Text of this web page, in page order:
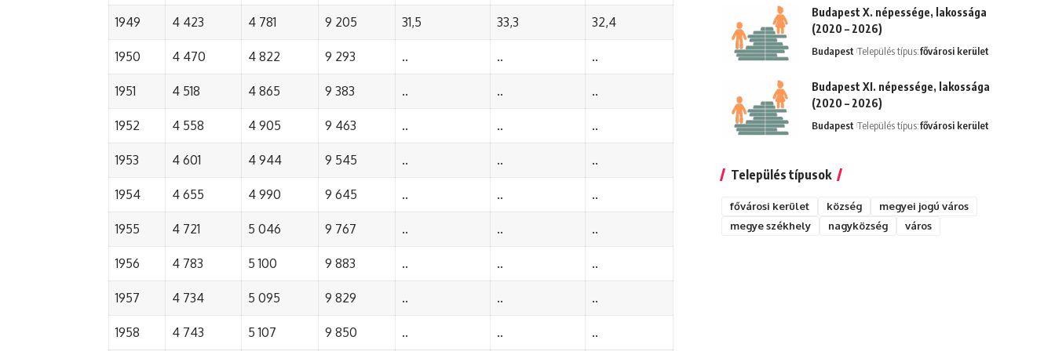
1949 4 423 4 781 9 205 31,5 33,3 32,4
1950 4 470 4 822 9 293 .. .. ..
1951 4 518 4 865 9 383 .. .. ..
1952 4 558 4 905 9 463 .. .. ..
1953 4 601 4 944 9 545 .. .. ..
1954 4 655 4 990 9 645 .. .. ..
1955 4 721 5 046 9 767 .. .. ..
1956 4 783 5 100 9 883 .. .. ..
1957 4 734 5 095 9 829 .. .. ..
1958 4 743 5 107 9 850 .. .. ..
Budapest X. népessége, lakossága
(2020 – 2026)
Budapest Település típus:fővárosi kerület
Budapest XI. népessége, lakossága
(2020 – 2026)
Budapest Település típus:fővárosi kerület
Település típusok
fővárosi kerület község
megyei jogú város
megye székhely
nagyközség város